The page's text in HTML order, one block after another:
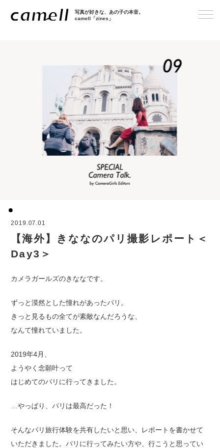
写真が好きな、あの子の本音。
camell「zines」
2019.07.01
【海外】きななのパリ撮影レポート＜
Day3＞
カメラガールズのきななです。
ずっと漠然とした憧れがあったパリ。
きっと見るもの全てが素敵なんだろうな、
なんて憧れていました。
2019年4月、
ようやく念願叶って
はじめてのパリに行ってきました。
…やっぱり、パリは最高だった！
そんなパリ旅行体験を共有したいと思い、レポートを書かせて
いただきました。パリに行ってみたい方や、行こうと思ってい